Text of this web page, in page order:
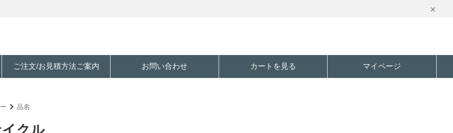
ご注文/お見積方法ご案内 お問い合わせ カートを見る マイページ
品名
クル